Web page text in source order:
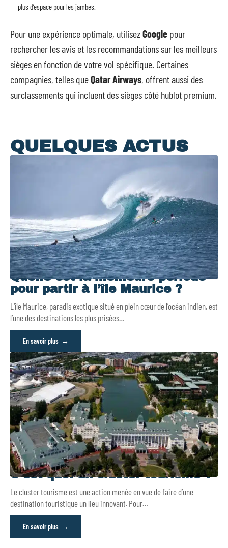
plus d’espace pour les jambes.
Pour une expérience optimale, utilisezGoogle pour
rechercher les avis et les recommandations sur les meilleurs
sièges en fonction de votre vol spécifique. Certaines
compagnies, telles queQatar Airways, offrent aussi des
surclassements qui incluent des sièges côté hublot premium.
QUELQUES ACTUS
Quelle est la meilleure période
pour partir à l’île Maurice ?
L’île Maurice, paradis exotique situé en plein cœur de l’océan indien, est
l’une des destinations les plus prisées…
En savoir plus
C’est quoi un cluster tourisme ?
Le cluster tourisme est une action menée en vue de faire d’une
destination touristique un lieu innovant. Pour…
En savoir plus